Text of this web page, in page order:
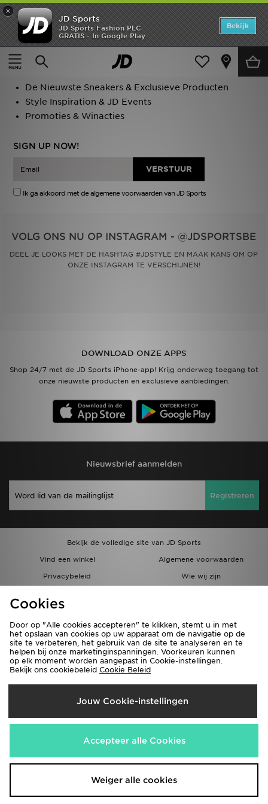
×
JD Sports
JD Sports Fashion PLC
GRATIS - In Google Play
Bekijk
DON'T MISS OUT
De Nieuwste Sneakers & Exclusieve Producten
Style Inspiration & JD Events
Promoties & Winacties
SIGN UP NOW!
Ik ga akkoord met de algemene voorwaarden van JD Sports
VOLG ONS NU OP INSTAGRAM - @JDSPORTSBE
DEEL JE LOOKS MET DE HASHTAG #JDSTYLE EN MAAK KANS OM OP
ONZE INSTAGRAM TE VERSCHIJNEN!
DOWNLOAD ONZE APPS
Shop 24/7 met de JD Sports iPhone-app! Krijg onderweg toegang tot
onze nieuwste producten en exclusieve aanbiedingen.
Nieuwsbrief aanmelden
Registreren
Bekijk de volledige site van JD Sports
Vind een winkel
Algemene voorwaarden
Privacybeleid
Wie wij zijn
Bestellingen en Levering
Wij accepteren de volgende betaalmethoden
Bezoek onze bedrijfswebsitewww.jdplc.com
Copyright © 2026 JD Sports Fashion Plc, Alle rechten voorbehouden.
Cookies
Door op "Alle cookies accepteren" te klikken, stemt u in met
het opslaan van cookies op uw apparaat om de navigatie op de
site te verbeteren, het gebruik van de site te analyseren en te
helpen bij onze marketinginspanningen. Voorkeuren kunnen
op elk moment worden aangepast in Cookie-instellingen.
Bekijk ons cookiebeleid Cookie Beleid
Jouw Cookie-instellingen
Accepteer alle Cookies
Weiger alle cookies
Home
Offers
Heren
Sports
Klantenservice
Download de app